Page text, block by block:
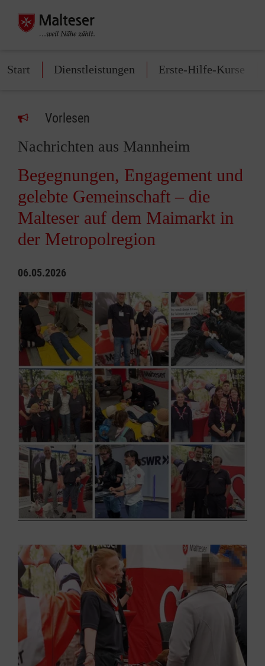
Start Dienstleistungen Erste-Hilfe-Kurse
Vorlesen
Nachrichten aus Mannheim
Begegnungen, Engagement und
gelebte Gemeinschaft – die
Malteser auf dem Maimarkt in
der Metropolregion
06.05.2026